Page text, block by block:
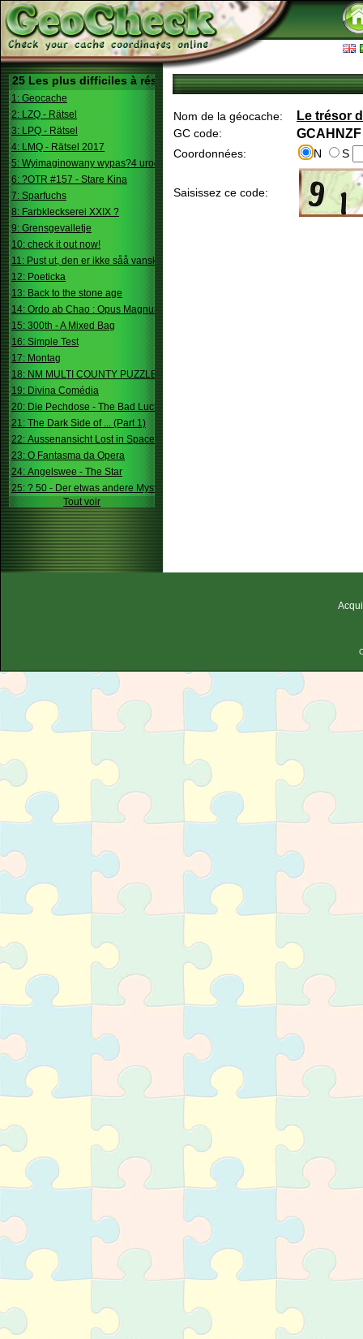
25 Les plus difficiles à résoudre
1: Geocache
2: LZQ - Rätsel
3: LPQ - Rätsel
4: LMQ - Rätsel 2017
5: Wyimaginowany wypas?4 urodziny
6: ?OTR #157 - Stare Kina
7: Sparfuchs
8: Farbkleckserei XXIX ?
9: Grensgevalletje
10: check it out now!
11: Pust ut, den er ikke såå vanskelig.
12: Poeticka
13: Back to the stone age
14: Ordo ab Chao : Opus Magnum
15: 300th - A Mixed Bag
16: Simple Test
17: Montag
18: NM MULTI COUNTY PUZZLE
19: Divina Comédia
20: Die Pechdose - The Bad Luck Box
21: The Dark Side of ... (Part 1)
22: Aussenansicht Lost in Space
23: O Fantasma da Opera
24: Angelswee - The Star
25: ? 50 - Der etwas andere Mystery
Tout voir
Nom de la géocache: Le trésor
GC code: GCAHNZF
Coordonnées: N S
Saisissez ce code: